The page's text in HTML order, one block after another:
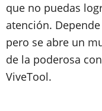
que no puedas
atención.
pero se abre un
de la poderosa
ViveTool.